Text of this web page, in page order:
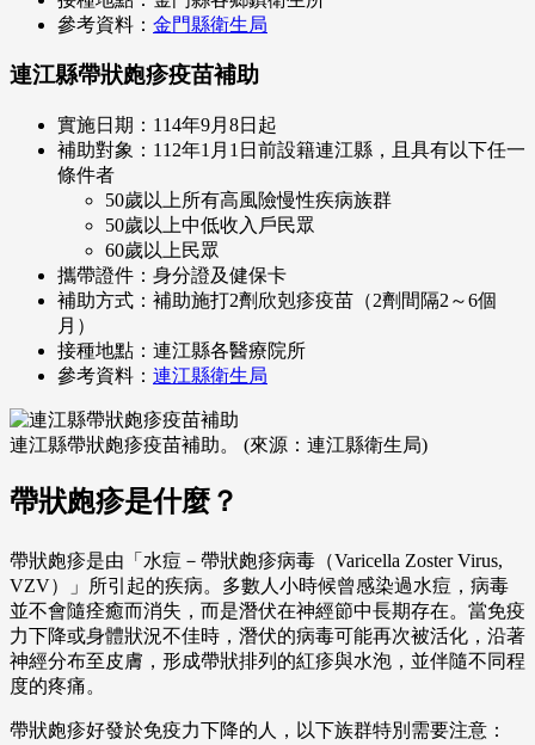
參考資料： 金門縣衛生局
連江縣帶狀皰疹疫苗補助
實施日期：114年9月8日起
補助對象：112年1月1日前設籍連江縣，且具有以下任一
條件者
50歲以上所有高風險慢性疾病族群
50歲以上中低收入戶民眾
60歲以上民眾
攜帶證件：身分證及健保卡
補助方式：補助施打2劑欣剋疹疫苗（2劑間隔2～6個
月）
接種地點：連江縣各醫療院所
參考資料： 連江縣衛生局
連江縣帶狀皰疹疫苗補助。 (來源：連江縣衛生局)
帶狀皰疹是什麼？
帶狀皰疹是由「水痘－帶狀皰疹病毒（Varicella Zoster Virus,
VZV）」所引起的疾病。多數人小時候曾感染過水痘，病毒
並不會隨痊癒而消失，而是潛伏在神經節中長期存在。當免疫
力下降或身體狀況不佳時，潛伏的病毒可能再次被活化，沿著
神經分布至皮膚，形成帶狀排列的紅疹與水泡，並伴隨不同程
度的疼痛。
帶狀皰疹好發於免疫力下降的人，以下族群特別需要注意：